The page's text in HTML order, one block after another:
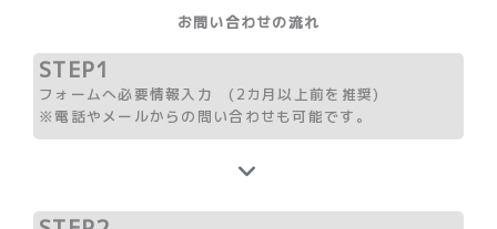
お問い合わせの流れ
STEP1
フォームへ必要情報入力 (2カ月以上前を推奨)
※電話やメールからの問い合わせも可能です。